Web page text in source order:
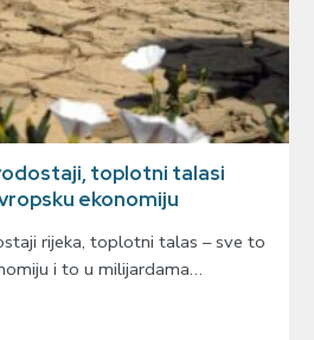
toplotni talasi
ekonomiju
rijeka, toplotni talas – sve to
i to u milijardama…